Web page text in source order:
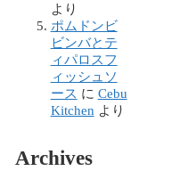
より
ポムドンビ
ビンバとテ
ィパロスフ
ィッシュソ
ース に Cebu
Kitchen より
Archives